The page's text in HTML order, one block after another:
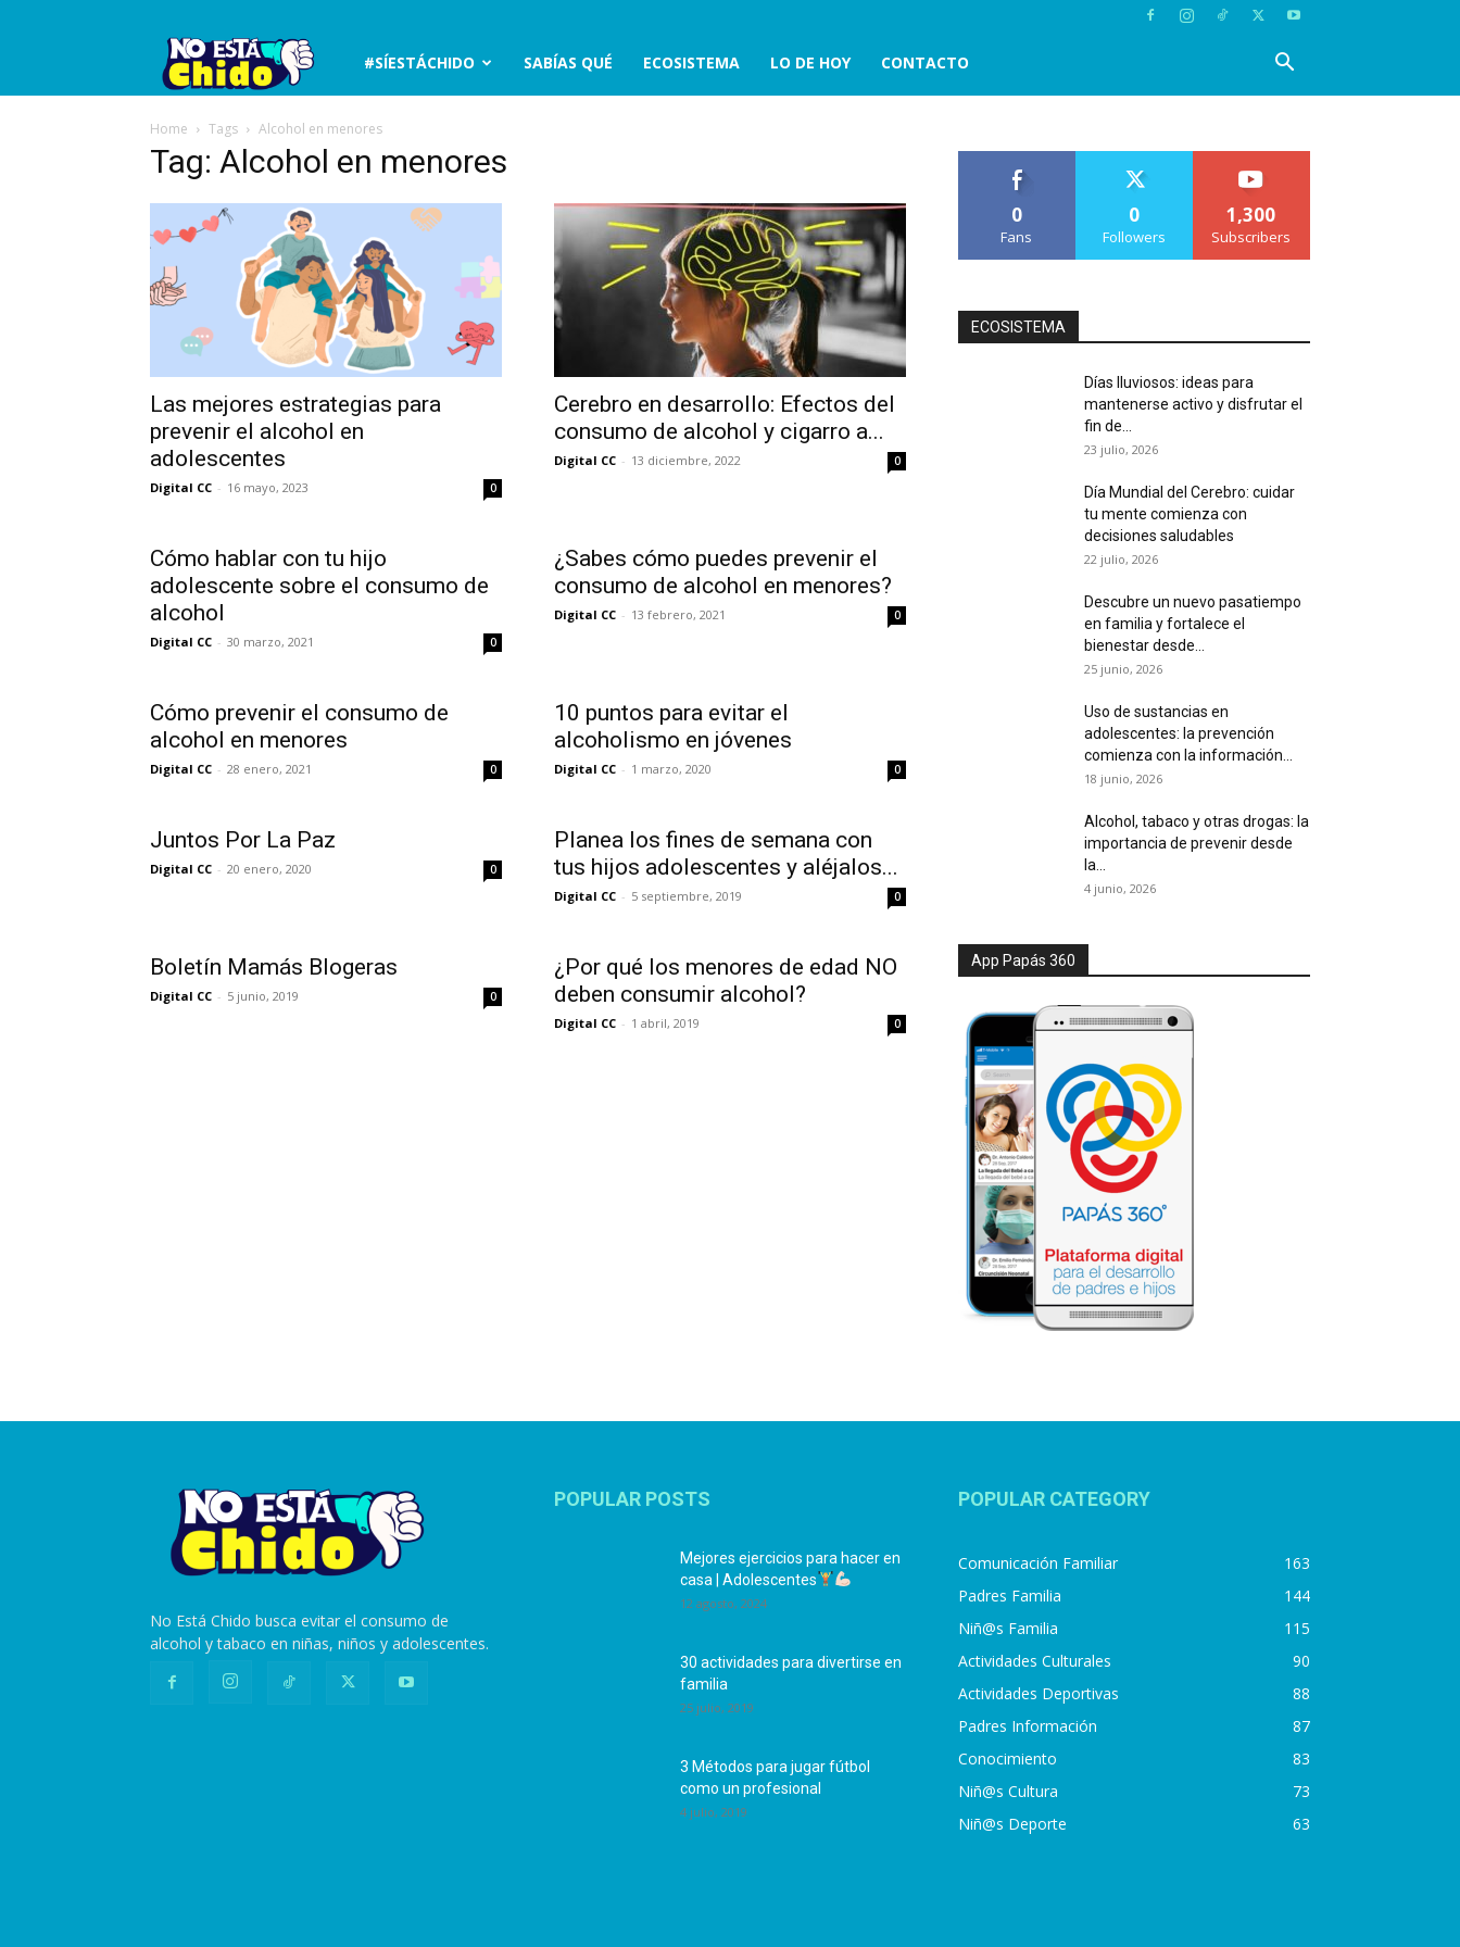
No
está
#SÍESTÁCHIDO SABÍAS QUÉ ECOSISTEMA LO DE HOY CONTACTO
Home Tags Alcohol en menores
Tag: Alcohol en menores
Las mejores estrategias para
prevenir el alcohol en
adolescentes
Digital CC - 16 mayo, 2023 0
Cerebro en desarrollo: Efectos del
consumo de alcohol y cigarro a...
Digital CC - 13 diciembre, 2022 0
Cómo hablar con tu hijo
adolescente sobre el consumo de
alcohol
Digital CC - 30 marzo, 2021 0
¿Sabes cómo puedes prevenir el
consumo de alcohol en menores?
Digital CC - 13 febrero, 2021 0
Cómo prevenir el consumo de
alcohol en menores
Digital CC - 28 enero, 2021 0
10 puntos para evitar el
alcoholismo en jóvenes
Digital CC - 1 marzo, 2020 0
Juntos Por La Paz
Digital CC - 20 enero, 2020 0
Planea los fines de semana con
tus hijos adolescentes y aléjalos...
Digital CC - 5 septiembre, 2019 0
Boletín Mamás Blogeras
Digital CC - 5 junio, 2019 0
¿Por qué los menores de edad NO
deben consumir alcohol?
Digital CC - 1 abril, 2019 0
0
Fans
0
Followers
1,300
Subscribers
ECOSISTEMA
Días lluviosos: ideas para
mantenerse activo y disfrutar el
fin de...
23 julio, 2026
Día Mundial del Cerebro: cuidar
tu mente comienza con
decisiones saludables
22 julio, 2026
Descubre un nuevo pasatiempo
en familia y fortalece el
bienestar desde...
25 junio, 2026
Uso de sustancias en
adolescentes: la prevención
comienza con la información...
18 junio, 2026
Alcohol, tabaco y otras drogas: la
importancia de prevenir desde
la...
4 junio, 2026
App Papás 360
No Está Chido busca evitar el consumo de
alcohol y tabaco en niñas, niños y adolescentes.
POPULAR POSTS
Mejores ejercicios para hacer en
casa | Adolescentes
12 agosto, 2024
30 actividades para divertirse en
familia
25 julio, 2019
3 Métodos para jugar fútbol
como un profesional
4 julio, 2019
POPULAR CATEGORY
Comunicación Familiar
163
Padres Familia
144
Niñ@s Familia
115
Actividades Culturales
90
Actividades Deportivas
88
Padres Información
87
Conocimiento
83
Niñ@s Cultura
73
Niñ@s Deporte
63